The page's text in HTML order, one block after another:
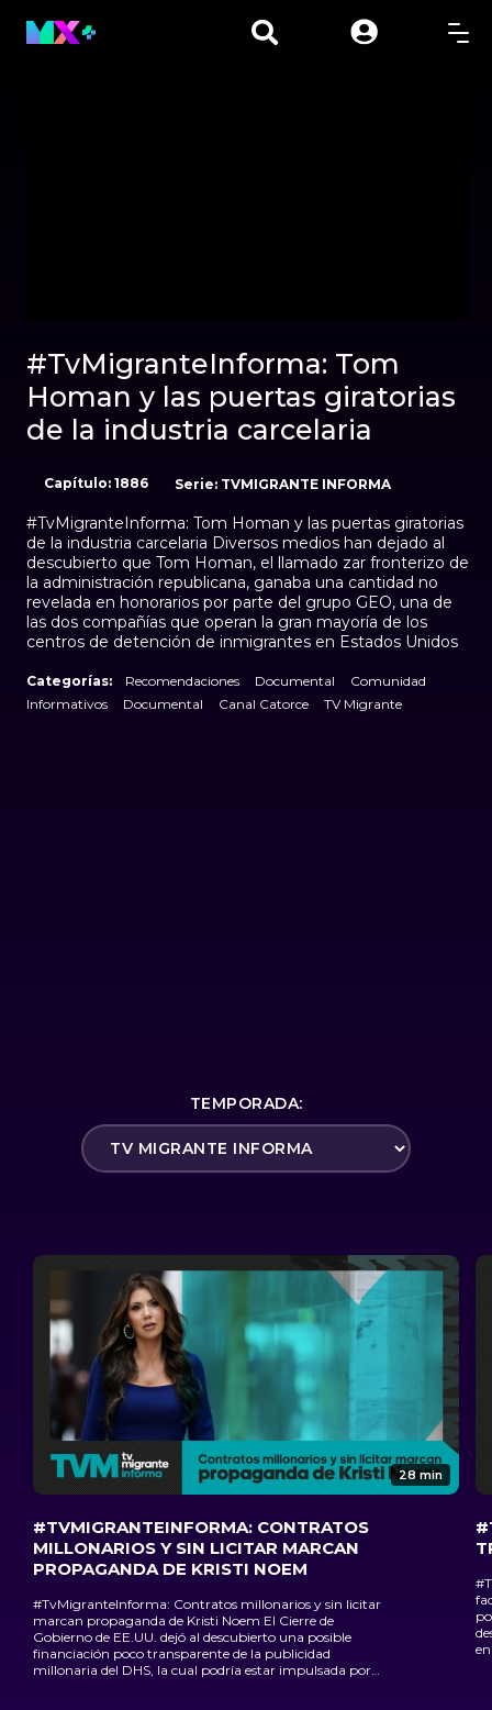
Sonido desactivado
#TvMigranteInforma: Tom
Homan y las puertas giratorias
de la industria carcelaria
Duración: 00:27:28 Capítulo: 1886 Serie: TVMIGRANTE
#TvMigranteInforma: Tom Homan y las puertas giratorias
de la industria carcelaria Diversos medios han dejado al
descubierto que Tom Homan, el llamado zar fronterizo de
la administración republicana, ganaba una cantidad no
revelada en honorarios por parte del grupo GEO, una de
las dos compañías que operan la gran mayoría de los
centros de detención de inmigrantes en Estados Unidos
Categorías: Recomendaciones Documental
Comunidad
Informativos
Documental Canal Catorce TV Migrante
TEMPORADA:
28 min
#TVMIGRANTEINFORMA: CONTRATOS
MILLONARIOS Y SIN LICITAR MARCAN
PROPAGANDA DE KRISTI NOEM
#TvMigranteInforma: Contratos millonarios y sin licitar
marcan propaganda de Kristi Noem El Cierre de
Gobierno de EE.UU. dejó al descubierto una posible
financiación poco transparente de la publicidad
millonaria del DHS, la cual podría estar impulsada por